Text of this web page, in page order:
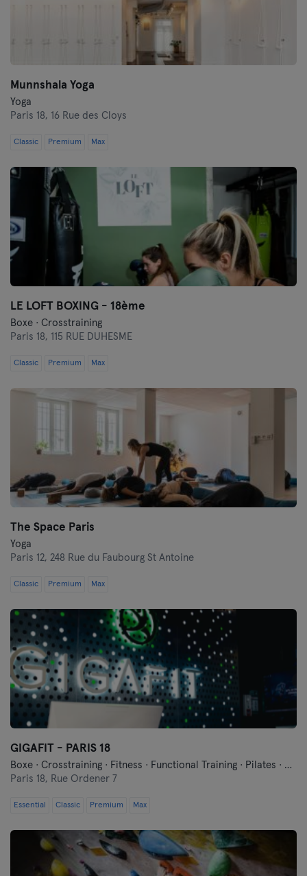
Munnshala Yoga
Yoga
Paris 18, 16 Rue des Cloys
Classic Premium Max
LE LOFT BOXING - 18ème
Boxe · Crosstraining
Paris 18, 115 RUE DUHESME
Classic Premium Max
The Space Paris
Yoga
Paris 12, 248 Rue du Faubourg St Antoine
Classic Premium Max
GIGAFIT - PARIS 18
Boxe · Crosstraining · Fitness · Functional Training · Pilates · Relaxation · Yoga
Paris 18, Rue Ordener 7
Essential Classic Premium Max